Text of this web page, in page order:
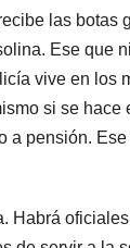
las botas
Ese que
vive en los
si se
pensión.
Habrá